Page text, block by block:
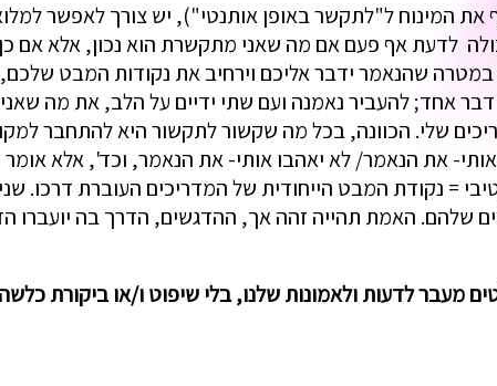
המינוח ל"לתקשר באופן אותנטי"), יש צורך לאפשר
לדעת אף פעם אם מה שאני מתקשרת הוא נכון, אלא אם
שהנאמר ידבר אליכם וירחיב את נקודות המבט
דבר אחד; להעביר נאמנה ועם שתי ידיים על הלב, את מה
שלי. הכוונה, בכל מה שקשור לתקשור היא להתחבר
אותי- את הנאמר/ לא יאהבו אותי- את הנאמר, וכד', אלא
= נקודת המבט הייחודית של המדריכים העוברת דרכו.
שלהם. האמת תהייה זהה אך, ההדגשים, הדרך בה יועברו
מעבר לדעות ולאמונות שלנו, בלי שיפוט ו/או ביקורת